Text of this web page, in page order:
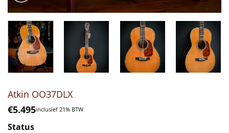
Atkin OO37DLX
€5.495inclusief 21% BTW
Status